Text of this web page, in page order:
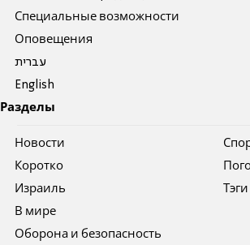
Специальные возможности
Оповещения
עברית
English
Разделы
Новости
Коротко
Израиль
В мире
Оборона и безопасность
Тэги